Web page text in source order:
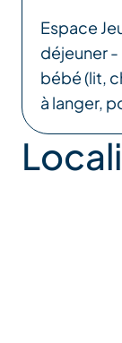
Espace
déjeuner -
bébé (lit,
à langer,